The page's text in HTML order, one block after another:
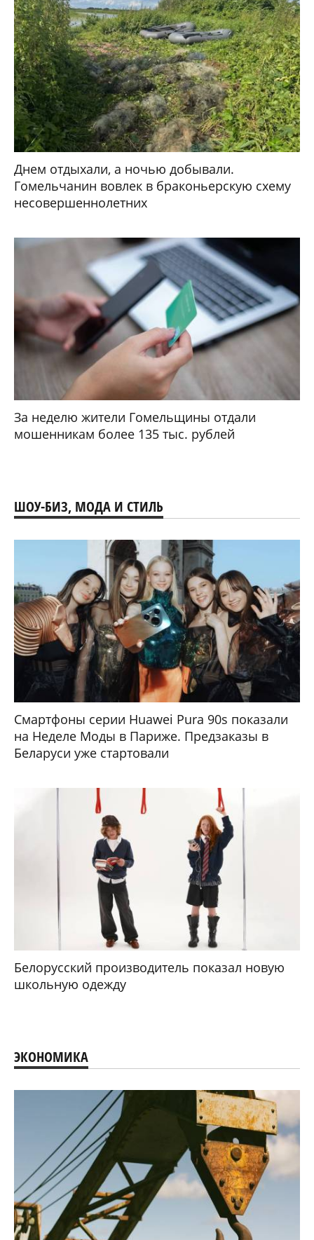
Днем отдыхали, а ночью добывали.
Гомельчанин вовлек в браконьерскую схему
несовершеннолетних
За неделю жители Гомельщины отдали
мошенникам более 135 тыс. рублей
ШОУ-БИЗ, МОДА И СТИЛЬ
Смартфоны серии Huawei Pura 90s показали
на Неделе Моды в Париже. Предзаказы в
Беларуси уже стартовали
Белорусский производитель показал новую
школьную одежду
ЭКОНОМИКА